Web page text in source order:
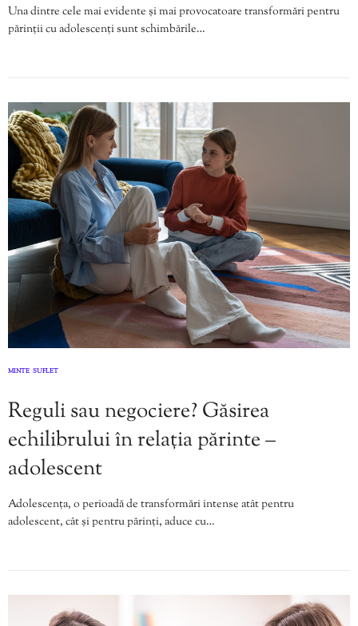
Una dintre cele mai evidente și mai provocatoare transformări pentru
părinții cu adolescenți sunt schimbările…
MINTE SUFLET
Reguli sau negociere? Găsirea
echilibrului în relația părinte –
adolescent
Adolescența, o perioadă de transformări intense atât pentru
adolescent, cât și pentru părinți, aduce cu…